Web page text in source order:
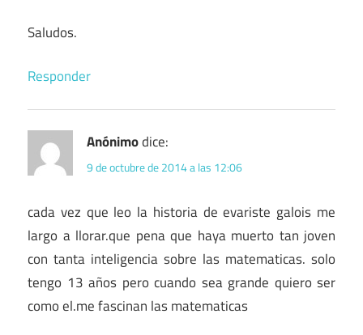
Saludos.
Responder
Anónimodice:
9 de octubre de 2014 a las 12:06
cada vez que leo la historia de evariste galois me
largo a llorar.que pena que haya muerto tan joven
con tanta inteligencia sobre las matematicas. solo
tengo 13 años pero cuando sea grande quiero ser
como el.me fascinan las matematicas